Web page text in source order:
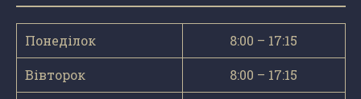
Понеділок 8:00 – 17:15
Вівторок 8:00 – 17:15